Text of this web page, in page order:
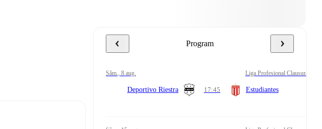
Program
sâm., 8 aug. Liga Profesional Clausura
Deportivo Riestra 17:45 Estudiantes